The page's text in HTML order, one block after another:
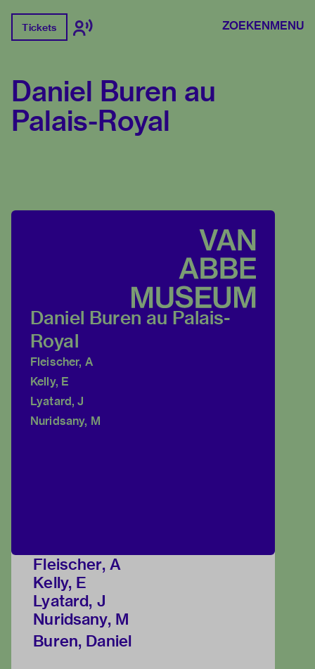
Tickets ZOEKENMENU
Daniel Buren au
Palais-Royal
Daniel Buren au Palais-
Royal
Fleischer, A
Kelly, E
Lyatard, J
Nuridsany, M
Fleischer, A
Kelly, E
Lyatard, J
Nuridsany, M
Buren, Daniel